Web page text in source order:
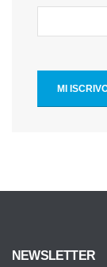
NEWSLETTER